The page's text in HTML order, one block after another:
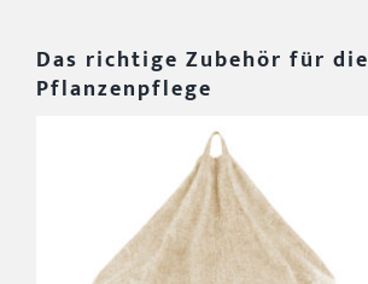
Das richtige Zubehör für die
Pflanzenpflege